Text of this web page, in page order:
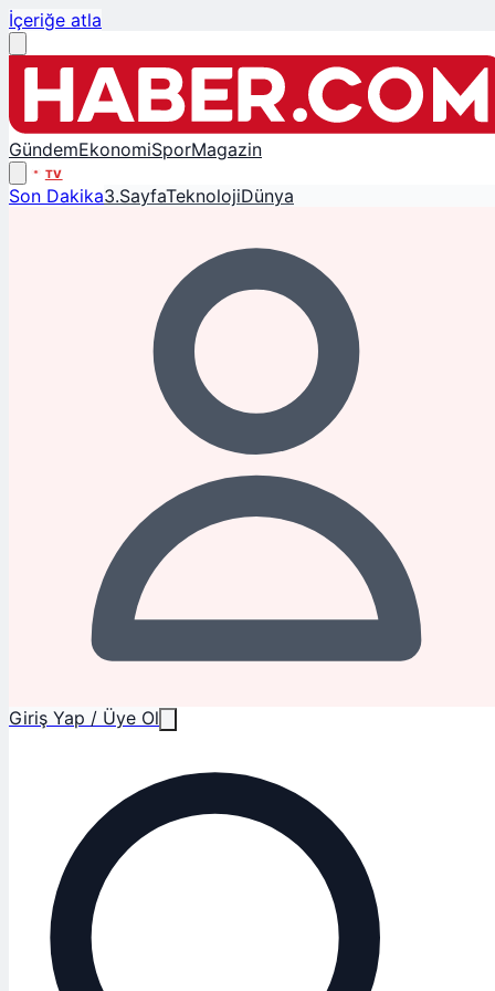
İçeriğe atla
GündemEkonomiSporMagazin
TV
Son Dakika3.SayfaTeknolojiDünya
Giriş Yap / Üye Ol